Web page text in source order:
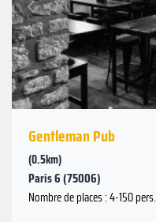
Précédent
Gentleman Pub
(0.5km)
Paris 6 (75006)
Nombre de places : 4-150 pers.